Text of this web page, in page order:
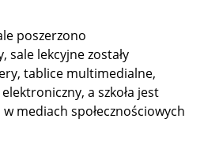
poszerzono
sale lekcyjne zostały
tablice multimedialne,
a szkoła jest
mediach społecznościowych